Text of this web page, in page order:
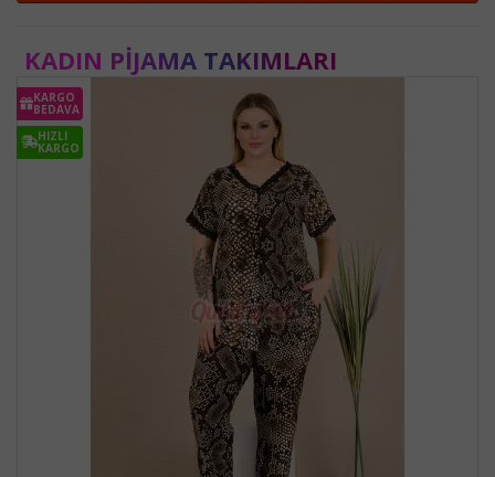
KADIN PIJAMA TAKIMLARI
KARGO
BEDAVA
HIZLI
KARGO